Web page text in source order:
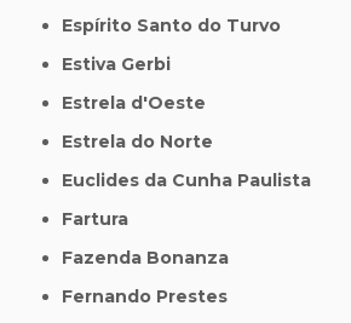
Espírito Santo do Turvo
Estiva Gerbi
Estrela d'Oeste
Estrela do Norte
Euclides da Cunha Paulista
Fartura
Fazenda Bonanza
Fernando Prestes